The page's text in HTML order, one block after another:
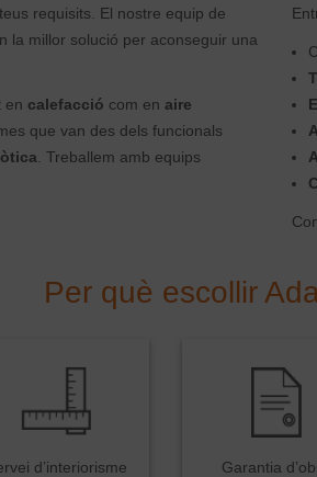
requisits. El nostre equip de
la millor solució per aconseguir una
en calefacció com en aire
que van des dels funcionals
. Treballem amb equips
Per què escollir
d’interiorisme Garantia